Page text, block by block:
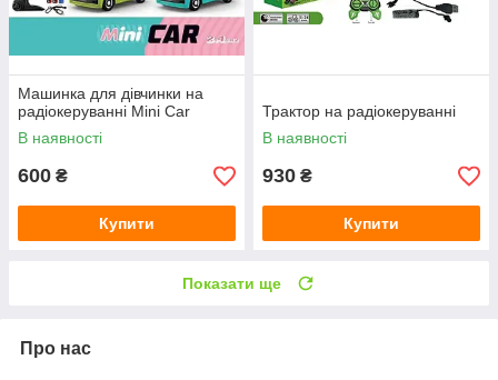
Машинка для дівчинки на
радіокеруванні Mini Car
В наявності
600 ₴
Купити
Трактор на радіокеруванні
В наявності
930 ₴
Купити
Показати ще
Про нас